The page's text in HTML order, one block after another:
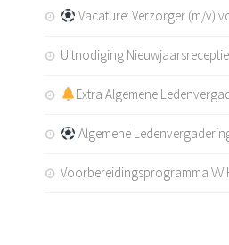
Vacature: Verzorger (m/v)
Uitnodiging
Extra Algemene
Algemene
Voorbereidingsprogramma VV